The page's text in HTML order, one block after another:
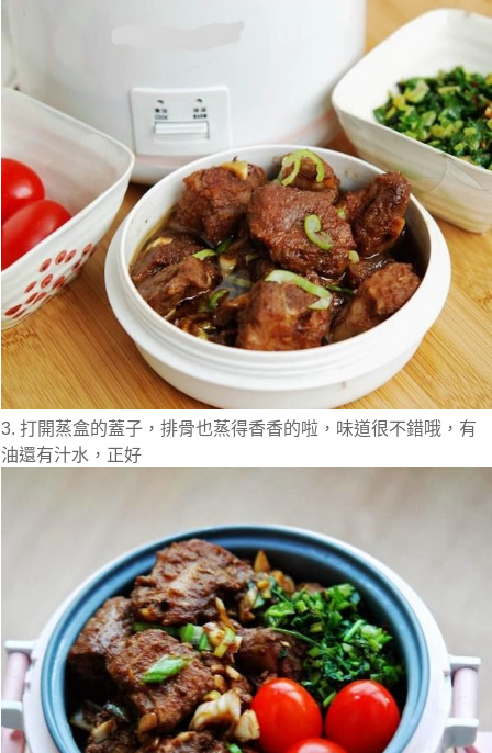
3. 打開蒸盒的蓋子，排骨也蒸得香香的啦，味道很不錯哦，有
油還有汁水，正好